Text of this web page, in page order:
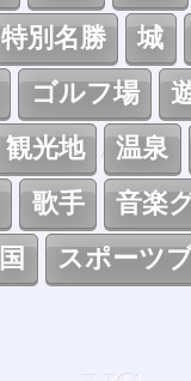
特別名勝
城
ゴルフ場
観光地
温泉
歌手
音楽
国 スポーツ